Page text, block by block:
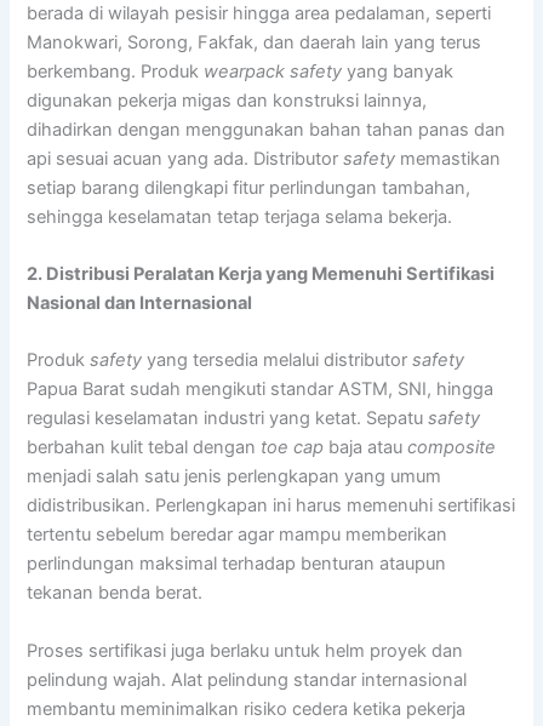
berada di wilayah pesisir hingga area pedalaman, seperti
Manokwari, Sorong, Fakfak, dan daerah lain yang terus
berkembang. Produk wearpack safety yang banyak
digunakan pekerja migas dan konstruksi lainnya,
dihadirkan dengan menggunakan bahan tahan panas dan
api sesuai acuan yang ada. Distributorsafety memastikan
setiap barang dilengkapi fitur perlindungan tambahan,
sehingga keselamatan tetap terjaga selama bekerja.
2. Distribusi Peralatan Kerja yang Memenuhi Sertifikasi
Nasional dan Internasional
Produksafety yang tersedia melalui distributorsafety
Papua Barat sudah mengikuti standar ASTM, SNI, hingga
regulasi keselamatan industri yang ketat. Sepatusafety
berbahan kulit tebal dengan toe cap baja ataucomposite
menjadi salah satu jenis perlengkapan yang umum
didistribusikan. Perlengkapan ini harus memenuhi sertifikasi
tertentu sebelum beredar agar mampu memberikan
perlindungan maksimal terhadap benturan ataupun
tekanan benda berat.
Proses sertifikasi juga berlaku untuk helm proyek dan
pelindung wajah. Alat pelindung standar internasional
membantu meminimalkan risiko cedera ketika pekerja